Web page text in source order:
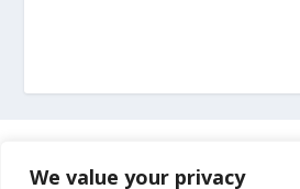
We value your privacy